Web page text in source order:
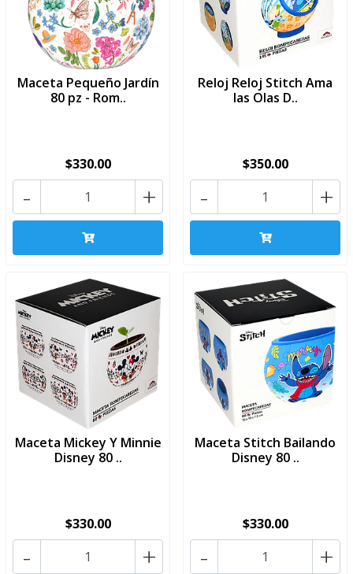
Maceta Pequeño Jardín
80 pz - Rom..
$330.00
+
-
Reloj Reloj Stitch Ama
las Olas D..
$350.00
+
-
Maceta Mickey Y Minnie
Disney 80 ..
$330.00
+
-
Maceta Stitch Bailando
Disney 80 ..
$330.00
+
-